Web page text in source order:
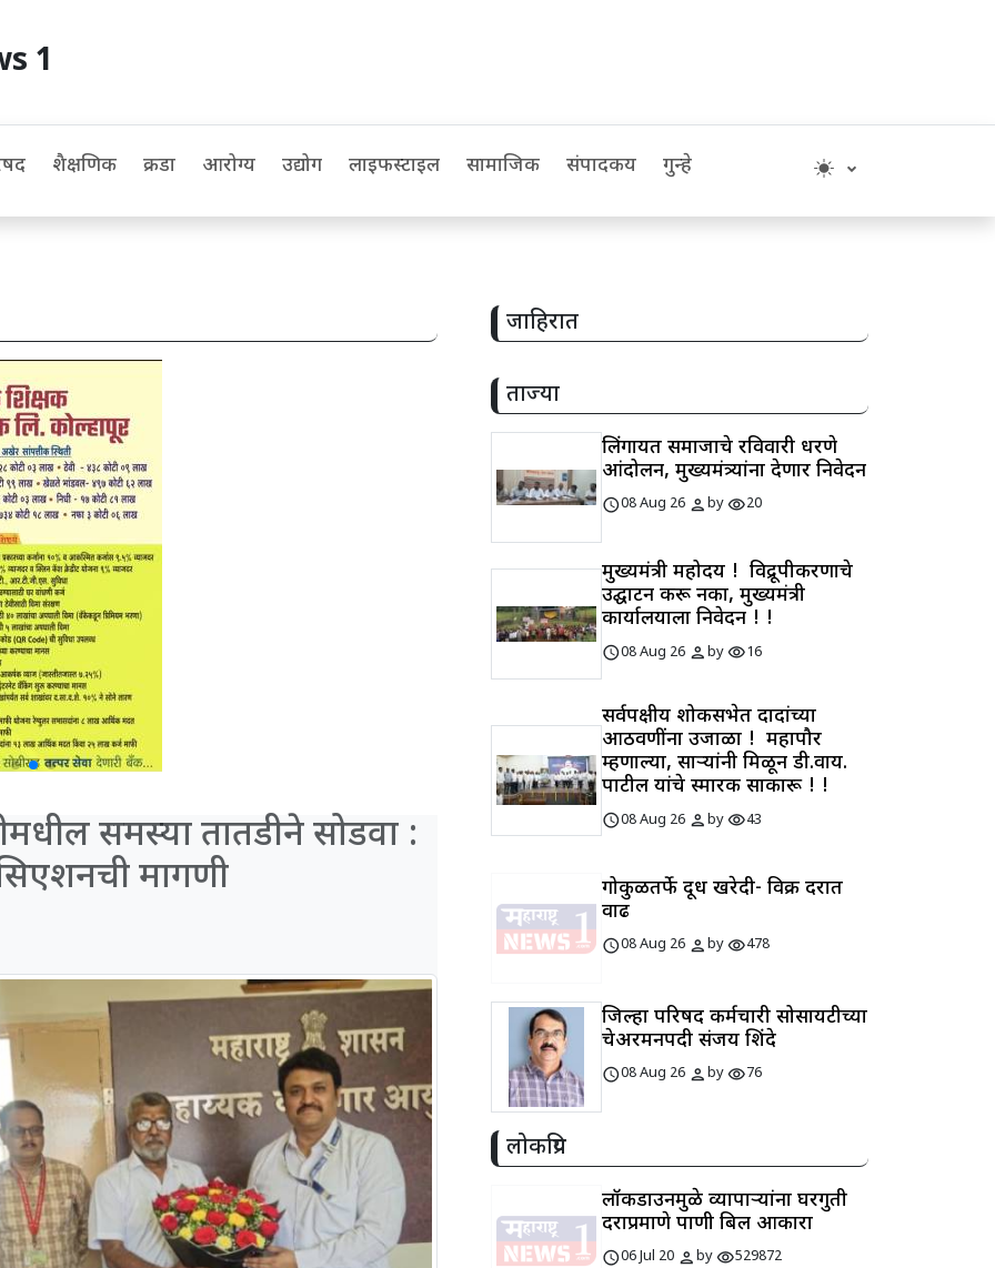
1
शैक्षणिक क्रीडा आरोग्य उद्योग लाइफस्टाइल सामाजिक संपादकीय गुन्हे
समस्या तातडीने सोडवा :
मागणी
जाहिरात
ताज्या
लिंगायत समाजाचे रविवारी धरणे
आंदोलन, मुख्यमंत्र्यांना देणार निवेदन
schedule08 Aug 26 personbyvisibility20
मुख्यमंत्री महोदय ! विद्रूपीकरणाचे
उद्घाटन करू नका, मुख्यमंत्री
कार्यालयाला निवेदन ! !
schedule08 Aug 26 personbyvisibility16
सर्वपक्षीय शोकसभेत दादांच्या
आठवणींना उजाळा ! महापौर
म्हणाल्या, साऱ्यांनी मिळून डी.वाय.
पाटील यांचे स्मारक साकारू ! !
schedule08 Aug 26 personbyvisibility43
गोकुळतर्फे दूध खरेदी- विक्री दरात
वाढ
schedule08 Aug 26 personbyvisibility478
जिल्हा परिषद कर्मचारी सोसायटीच्या
चेअरमनपदी संजय शिंदे
schedule08 Aug 26 personbyvisibility76
लोकप्रिय
लॉकडाउनमुळे व्यापाऱ्यांना घरगुती
दराप्रमाणे पाणी बिल आकारा
schedule06 Jul 20 personbyvisibility529872